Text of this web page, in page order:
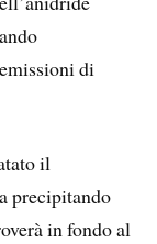
di
il
precipitando
in fondo al